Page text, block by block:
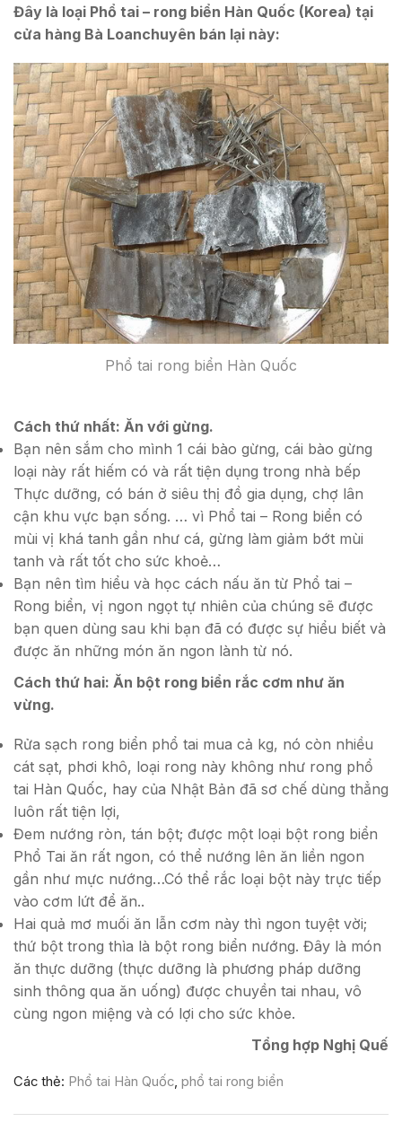
Đây là loại Phổ tai – rong biển Hàn Quốc (Korea) tại
cửa hàng Bà Loanchuyên bán lại này:
Phổ tai rong biển Hàn Quốc
Cách thứ nhất: Ăn với gừng.
Bạn nên sắm cho mình 1 cái bào gừng, cái bào gừng
loại này rất hiếm có và rất tiện dụng trong nhà bếp
Thực dưỡng, có bán ở siêu thị đồ gia dụng, chợ lân
cận khu vực bạn sống. … vì Phổ tai – Rong biển có
mùi vị khá tanh gần như cá, gừng làm giảm bớt mùi
tanh và rất tốt cho sức khoẻ…
Bạn nên tìm hiểu và học cách nấu ăn từ Phổ tai –
Rong biển, vị ngon ngọt tự nhiên của chúng sẽ được
bạn quen dùng sau khi bạn đã có được sự hiểu biết và
được ăn những món ăn ngon lành từ nó.
Cách thứ hai: Ăn bột rong biển rắc cơm như ăn
vừng.
Rửa sạch rong biển phổ tai mua cả kg, nó còn nhiều
cát sạt, phơi khô, loại rong này không như rong phổ
tai Hàn Quốc, hay của Nhật Bản đã sơ chế dùng thẳng
luôn rất tiện lợi,
Đem nướng ròn, tán bột; được một loại bột rong biển
Phổ Tai ăn rất ngon, có thể nướng lên ăn liền ngon
gần như mực nướng…Có thể rắc loại bột này trực tiếp
vào cơm lứt để ăn..
Hai quả mơ muối ăn lẫn cơm này thì ngon tuyệt vời;
thứ bột trong thìa là bột rong biển nướng. Đây là món
ăn thực dưỡng (thực dưỡng là phương pháp dưỡng
sinh thông qua ăn uống) được chuyền tai nhau, vô
cùng ngon miệng và có lợi cho sức khỏe.
Tổng hợp Nghị Quế
Các thẻ: Phổ tai Hàn Quốc, phổ tai rong biển